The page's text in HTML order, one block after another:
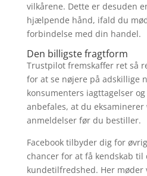
vilkårene. Dette er desuden
hjælpende hånd, ifald du
forbindelse med din handel.
Den billigste fragtform
Trustpilot fremskaffer ret så
for at se nøjere på adskillige
konsumenters iagttagelser
anbefales, at du eksaminerer
anmeldelser før du bestiller.
Facebook tilbyder dig for
chancer for at få kendskab til
kundetilfredshed. Her